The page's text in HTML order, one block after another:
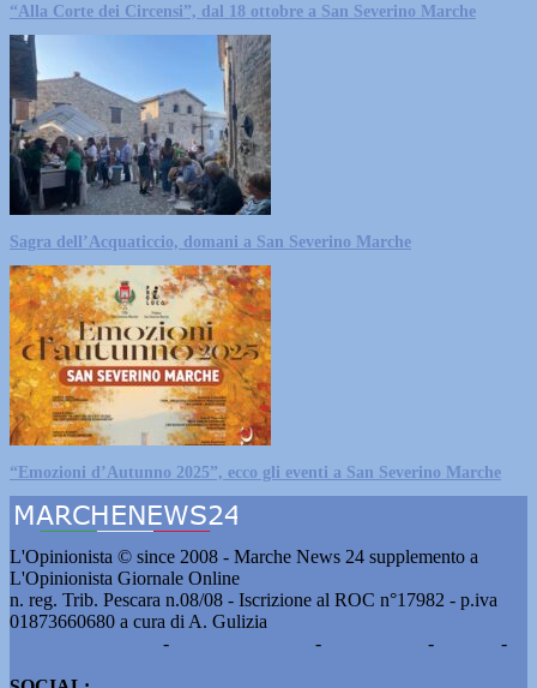
“Alla Corte dei Circensi”, dal 18 ottobre a San Severino Marche
Sagra dell’Acquaticcio, domani a San Severino Marche
“Emozioni d’Autunno 2025”, ecco gli eventi a San Severino Marche
L'Opinionista © since 2008 - Marche News 24 supplemento a
L'Opinionista Giornale Online
n. reg. Trib. Pescara n.08/08 - Iscrizione al ROC n°17982 - p.iva
01873660680 a cura di A. Gulizia
- - -
-